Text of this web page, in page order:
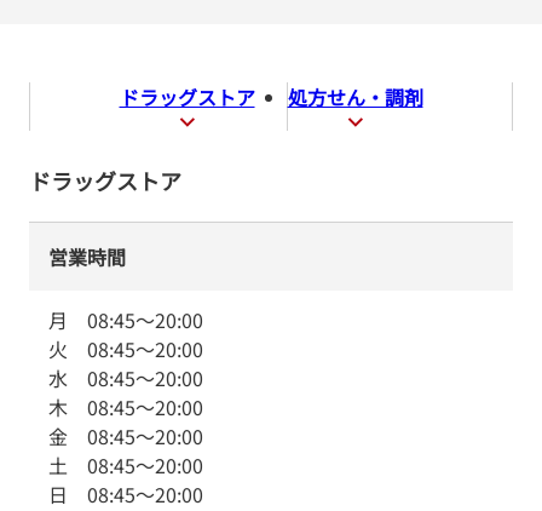
ドラッグストア 処方せん・調剤
ドラッグストア
営業時間
月 08:45～20:00
火 08:45～20:00
水 08:45～20:00
木 08:45～20:00
金 08:45～20:00
土 08:45～20:00
日 08:45～20:00